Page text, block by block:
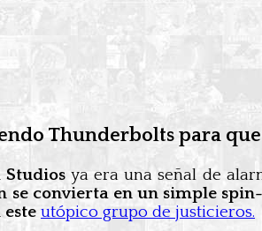
Thunderbolts para
Studios ya era una señal de
convierta en un simple
utópico grupo de justicieros.